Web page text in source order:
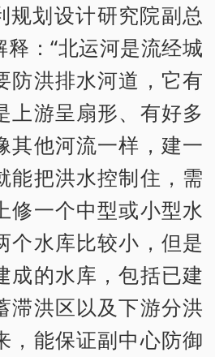
规划设计研究院副总
：“北运河是流经城
防洪排水河道，它有
上游呈扇形、有好多
其他河流一样，建一
能把洪水控制住，需
修一个中型或小型水
个水库比较小，但是
成的水库，包括已建
滞洪区以及下游分洪
，能保证副中心防御